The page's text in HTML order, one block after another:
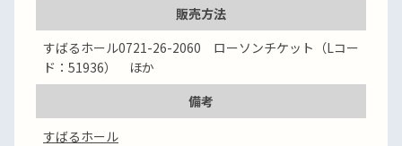
販売方法
すばるホール0721-26-2060 ローソンチケット（Lコー
ド：51936） ほか
備考
すばるホール